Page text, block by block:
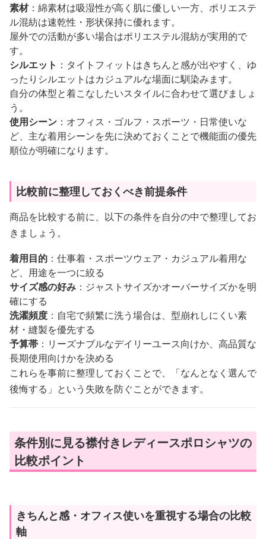
素材：綿素材は吸湿性が高く肌に優しい一方、ポリエステ
ル混紡は速乾性・形状保持に優れます。
屋外での活動が多い場合はポリエステル混紡が実用的で
す。
シルエット ：タイトフィットはきちんと感が出やすく、ゆ
ったりシルエットはカジュアルな場面に馴染みます。
自分の体型と着こなしたいスタイルに合わせて選びましょ
う。
使用シーン ：オフィス・ゴルフ・スポーツ・日常使いな
ど、主な着用シーンを先に決めておくことで機能面の優先
順位が明確になります。
比較前に整理しておくべき前提条件
商品を比較する前に、以下の条件を自分の中で整理してお
きましょう。
着用目的 ：仕事着・スポーツウェア・カジュアル着用な
ど、用途を一つに絞る
サイズ感の好み ：ジャストサイズかオーバーサイズかを明
確にする
洗濯頻度 ：自宅で頻繁に洗う場合は、型崩れしにくい素
材・縫製を優先する
予算帯 ：リーズナブルなデイリーユース向けか、高品質な
長期使用向けかを決める
これらを事前に整理しておくことで、「なんとなく選んで
後悔する」という失敗を防ぐことができます。
条件別に見る襟付きレディースポロシャツの
比較ポイント
きちんと感・オフィス使いを重視する場合の比較
軸